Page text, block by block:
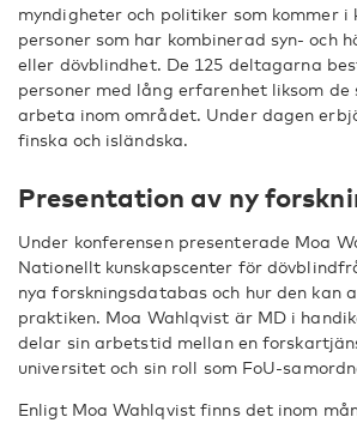
myndigheter och politiker som kommer i
personer som har kombinerad syn- och
eller dövblindhet. De 125 deltagarna
personer med lång erfarenhet liksom
arbeta inom området. Under dagen
finska och isländska.
Presentation av ny
Under konferensen presenterade Moa
Nationellt kunskapscenter för
nya forskningsdatabas och hur den kan
praktiken. Moa Wahlqvist är MD i
delar sin arbetstid mellan en
universitet och sin roll som FoU-
Enligt Moa Wahlqvist finns det inom